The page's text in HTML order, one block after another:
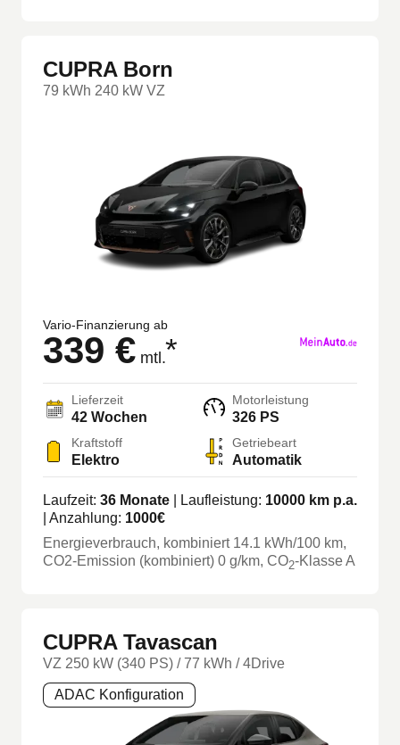
CUPRA Born
79 kWh 240 kW VZ
Vario-Finanzierung ab
339 € mtl.*
Lieferzeit
42 Wochen
Motorleistung
326 PS
Kraftstoff
Elektro
Getriebeart
Automatik
Laufzeit: 36 Monate | Laufleistung: 10000 km p.a.
| Anzahlung: 1000€
Energieverbrauch, kombiniert 14.1 kWh/100 km,
CO2-Emission (kombiniert) 0 g/km, CO2-KlasseA
CUPRA Tavascan
VZ 250 kW (340 PS) / 77 kWh / 4Drive
ADAC Konfiguration